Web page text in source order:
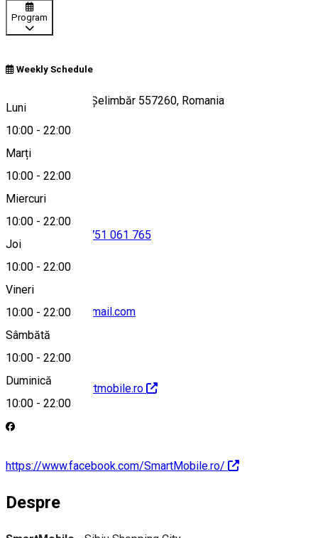
Program
Weekly Schedule
Luni
10:00 - 22:00
Marți
10:00 - 22:00
Miercuri
10:00 - 22:00
Joi
10:00 - 22:00
Vineri
10:00 - 22:00
Sâmbătă
10:00 - 22:00
Duminică
10:00 - 22:00
Strada Sibiului 5, Șelimbăr 557260, Romania
Hartă
0751 061 765
achimalex.acz@gmail.com
https://www.smartmobile.ro
https://www.facebook.com/SmartMobile.ro/
Despre